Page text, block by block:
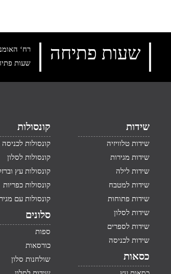
רח‘ האומנות 20 , א.ת חדש
שעות פתיחה: א‘-ה‘
שעות פתיחה
שידות
שידות טלוויזיה
שידות מגירות
שידות לילה
שידות למטבח
שידות פתוחות
שידות לסלון
שידות לספרים
שידות לכניסה
כסאות
קונסולות
קונסולות לכניסה
קונסולות לסלון
קונסולות עץ
קונסולות כפריות
קונסולות עם
סלונים
ספות
כורסאות
שולחנות סלון